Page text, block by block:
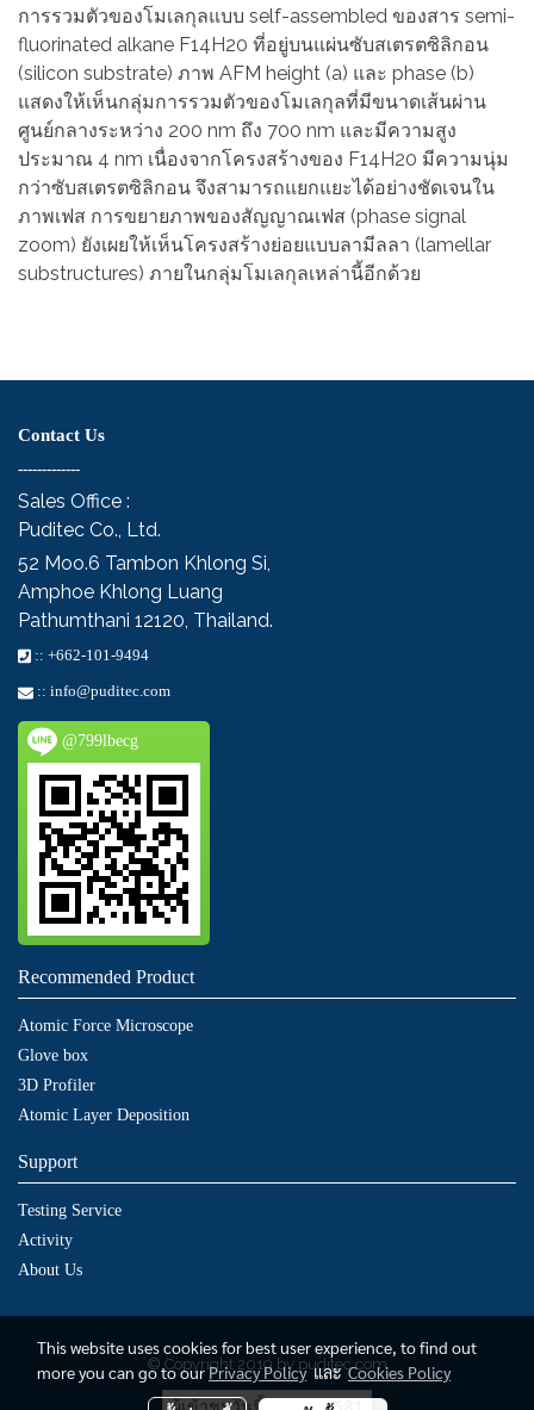
การรวมตัวของโมเลกุลแบบ self-assembled ของสาร semi-
fluorinated alkane F14H20 ที่อยู่บนแผ่นซับสเตรตซิลิกอน
(silicon substrate) ภาพ AFM height (a) และ phase (b)
แสดงให้เห็นกลุ่มการรวมตัวของโมเลกุลที่มีขนาดเส้นผ่าน
ศูนย์กลางระหว่าง 200 nm ถึง 700 nm และมีความสูง
ประมาณ 4 nm เนื่องจากโครงสร้างของ F14H20 มีความนุ่ม
กว่าซับสเตรตซิลิกอน จึงสามารถแยกแยะได้อย่างชัดเจนใน
ภาพเฟส การขยายภาพของสัญญาณเฟส (phase signal
zoom) ยังเผยให้เห็นโครงสร้างย่อยแบบลามีลลา (lamellar
substructures) ภายในกลุ่มโมเลกุลเหล่านี้อีกด้วย
Contact Us
-------------
Sales Office :
Puditec Co., Ltd.
52 Moo.6 Tambon Khlong Si,
Amphoe Khlong Luang
Pathumthani 12120, Thailand.
::+662-101-9494
:: info@puditec.com
@799lbecg
Recommended Product
Atomic Force Microscope
Glove box
3D Profiler
Atomic Layer Deposition
Support
Testing Service
Activity
About Us
© Copyright 2019 by puditec.com
This website uses cookies for best user experience, to find out
more you can go to ourPrivacy PolicyและCookies Policy